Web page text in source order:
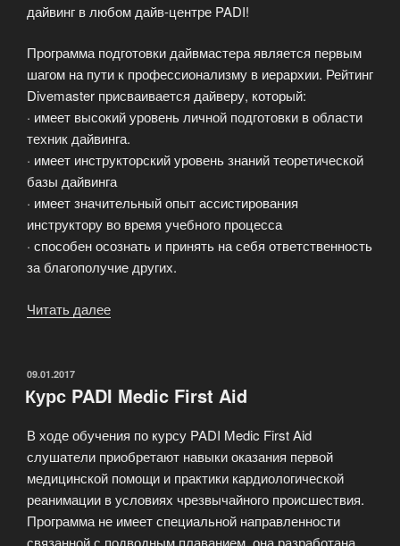
дайвинг в любом дайв-центре PADI!
Программа подготовки дайвмастера является первым
шагом на пути к профессионализму в иерархии. Рейтинг
Divemaster присваивается дайверу, который:
· имеет высокий уровень личной подготовки в области
техник дайвинга.
· имеет инструкторский уровень знаний теоретической
базы дайвинга
· имеет значительный опыт ассистирования
инструктору во время учебного процесса
· способен осознать и принять на себя ответственность
за благополучие других.
Читать далее
ОПУБЛИКОВАНО
09.01.2017
Курс PADI Medic First Aid
В ходе обучения по курсу PADI Medic First Aid
слушатели приобретают навыки оказания первой
медицинской помощи и практики кардиологической
реанимации в условиях чрезвычайного происшествия.
Программа не имеет специальной направленности
связанной с подводным плаванием, она разработана